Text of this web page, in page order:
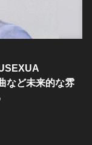
など未来的な雰